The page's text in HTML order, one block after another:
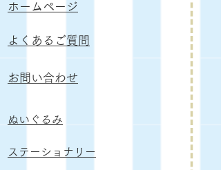
ホームページ
よくあるご質問
お問い合わせ
ぬいぐるみ
​ステーショナリー